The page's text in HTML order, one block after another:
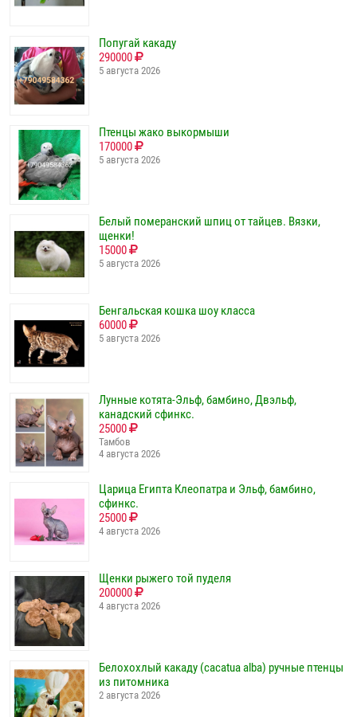
Попугай какаду
290000
5 августа 2026
Птенцы жако выкормыши
170000
5 августа 2026
Белый померанский шпиц от тайцев. Вязки,
щенки!
15000
5 августа 2026
Бенгальская кошка шоу класса
60000
5 августа 2026
Лунные котята-Эльф, бамбино, Двэльф,
канадский сфинкс.
25000
Тамбов
4 августа 2026
Царица Египта Клеопатра и Эльф, бамбино,
сфинкс.
25000
4 августа 2026
Щенки рыжего той пуделя
200000
4 августа 2026
Белохохлый какаду (cacatua alba) ручные птенцы
из питомника
2 августа 2026